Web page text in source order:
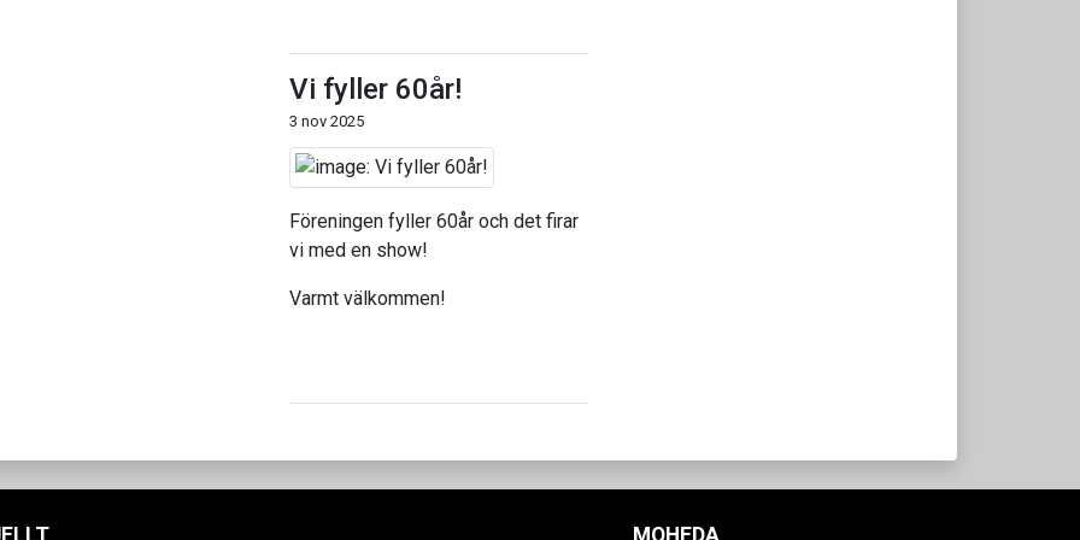
Vi fyller 60år!
3 nov 2025
Föreningen fyller 60år och det firar
vi med en show!
Varmt välkommen!